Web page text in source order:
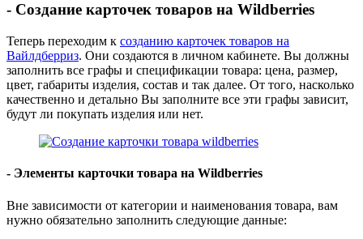
- Создание карточек товаров на Wildberries
Теперь переходим к созданию карточек товаров на
Вайлдберриз. Они создаются в личном кабинете. Вы должны
заполнить все графы и спецификации товара: цена, размер,
цвет, габариты изделия, состав и так далее. От того, насколько
качественно и детально Вы заполните все эти графы зависит,
будут ли покупать изделия или нет.
- Элементы карточки товара на Wildberries
Вне зависимости от категории и наименования товара, вам
нужно обязательно заполнить следующие данные: